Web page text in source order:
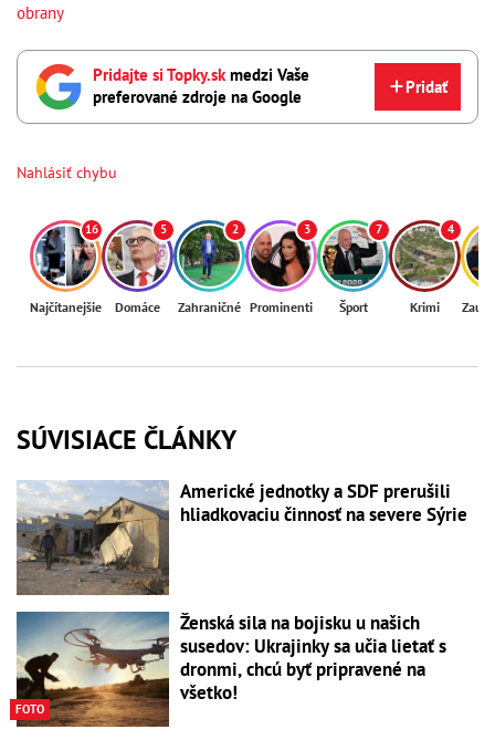
obrany
Pridajte si Topky.skmedzi Vaše
preferované zdroje na Google
Pridať
Nahlásiť chybu
16
Najčítanejšie
5
Domáce
2
Zahraničné
3
Prominenti
7
Šport
4
Krimi
SÚVISIACE ČLÁNKY
Americké jednotky a SDF prerušili
hliadkovaciu činnosť na severe Sýrie
FOTO
Ženská sila na bojisku u našich
susedov: Ukrajinky sa učia lietať s
dronmi, chcú byť pripravené na
všetko!